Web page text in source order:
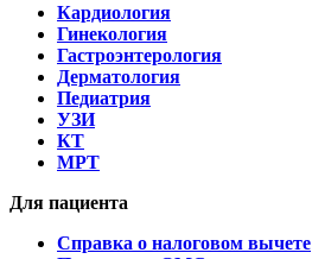
Кардиология
Гинекология
Гастроэнтерология
Дерматология
Педиатрия
УЗИ
КТ
МРТ
Для пациента
Справка о налоговом вычете